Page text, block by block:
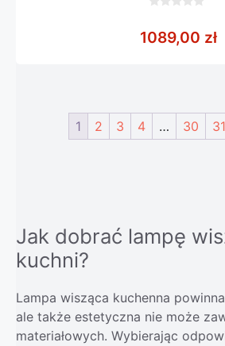
5
1089,00 zł
1 2 3 4 … 30 31
Jak dobrać lampę
kuchni?
Lampa wisząca kuchenna
ale także estetyczna nie może
materiałowych. Wybierając